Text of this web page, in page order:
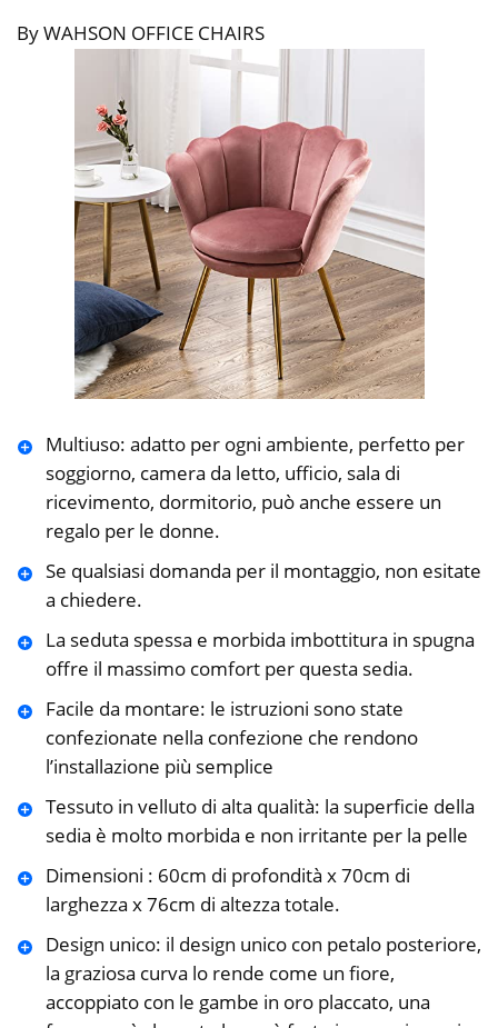
By WAHSON OFFICE CHAIRS
Multiuso: adatto per ogni ambiente, perfetto per
soggiorno, camera da letto, ufficio, sala di
ricevimento, dormitorio, può anche essere un
regalo per le donne.
Se qualsiasi domanda per il montaggio, non esitate
a chiedere.
La seduta spessa e morbida imbottitura in spugna
offre il massimo comfort per questa sedia.
Facile da montare: le istruzioni sono state
confezionate nella confezione che rendono
l’installazione più semplice
Tessuto in velluto di alta qualità: la superficie della
sedia è molto morbida e non irritante per la pelle
Dimensioni : 60cm di profondità x 70cm di
larghezza x 76cm di altezza totale.
Design unico: il design unico con petalo posteriore,
la graziosa curva lo rende come un fiore,
accoppiato con le gambe in oro placcato, una